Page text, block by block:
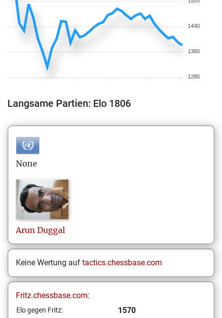
1440
1360
1280
Langsame Partien: Elo 1806
None
Arun Duggal
Keine Wertung auf tactics.chessbase.com
Fritz.chessbase.com:
Elo gegen Fritz: 1570